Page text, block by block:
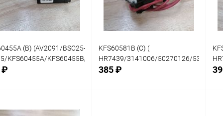
(B) (AV2091/BSC25-
KFS60455A/KFS60455B/LOT620/TVC421/HR7690)
₽
В корзину
KFS60581B (С) (
HR7439/3141006/50270126/5382T/
385 ₽